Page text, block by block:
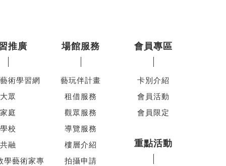
推廣
術學習網
大眾
家庭
學校
共融
學藝術家專
場館服務
藝玩伴計畫
租借服務
觀眾服務
導覽服務
樓層介紹
拍攝申請
會員專區
卡別介紹
會員活動
會員限定
重點活動